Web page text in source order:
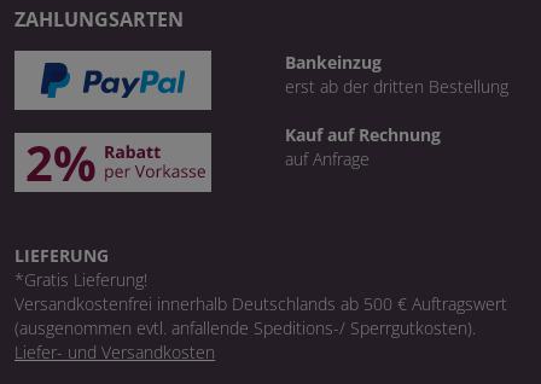
ZAHLUNGSARTEN
Bankeinzug
erst ab der dritten Bestellung
Kauf auf Rechnung
auf Anfrage
LIEFERUNG
*Gratis Lieferung!
Versandkostenfrei innerhalb Deutschlands ab 500 € Auftragswert
(ausgenommen evtl. anfallende Speditions-/ Sperrgutkosten).
Liefer- und Versandkosten